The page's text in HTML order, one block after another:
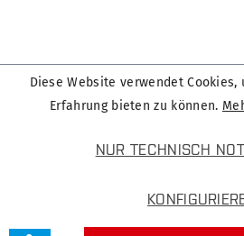
Diese Website verwendet
Erfahrung bieten zu können.
NUR TECHNISCH